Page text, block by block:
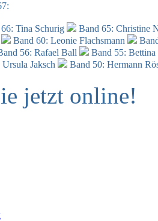
Tina Schurig
Band 65: Christine
Band 60: Leonie Flachsmann
56: Rafael Ball
Band 55:
Jaksch Band 50: Hermann
jetzt online!